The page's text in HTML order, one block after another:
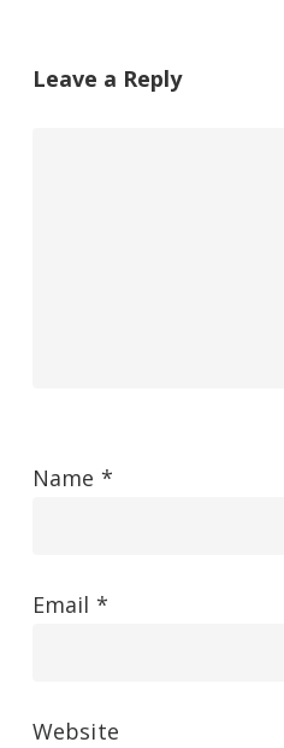
Leave a Reply
Name *
Email *
Website